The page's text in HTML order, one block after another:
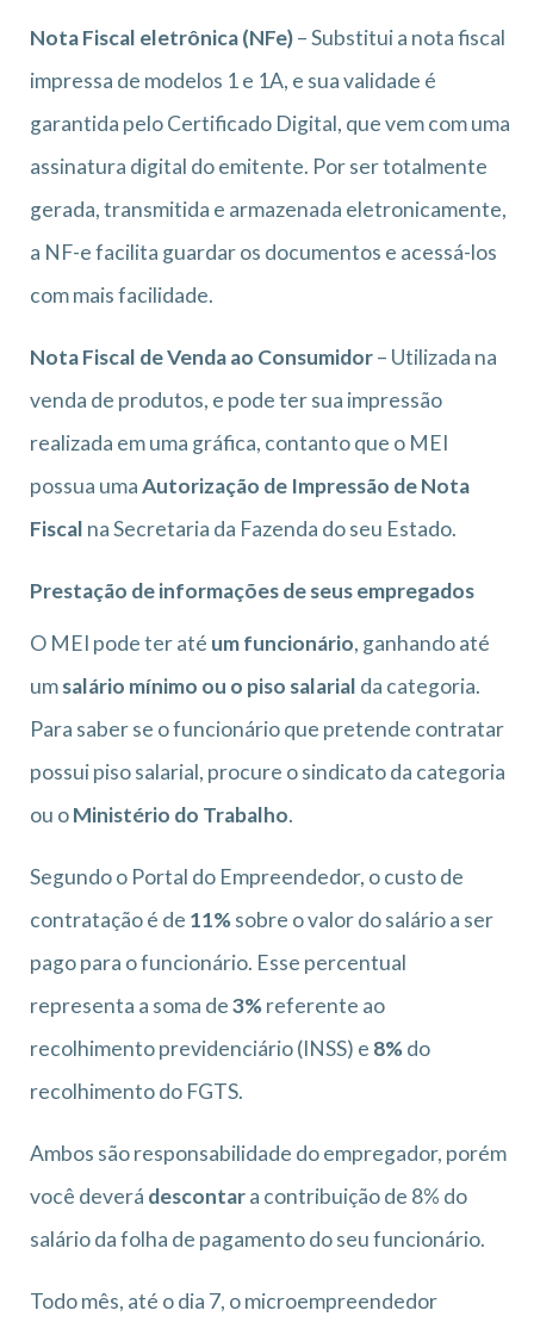
Nota Fiscal eletrônica (NFe)– Substitui a nota fiscal
impressa de modelos 1 e 1A, e sua validade é
garantida pelo Certificado Digital, que vem com uma
assinatura digital do emitente. Por ser totalmente
gerada, transmitida e armazenada eletronicamente,
a NF-e facilita guardar os documentos e acessá-los
com mais facilidade.
Nota Fiscal de Venda ao Consumidor– Utilizada na
venda de produtos, e pode ter sua impressão
realizada em uma gráfica, contanto que o MEI
possua umaAutorização de Impressão de Nota
Fiscal na Secretaria da Fazenda do seu Estado.
Prestação de informações de seus empregados
O MEI pode ter até um funcionário, ganhando até
umsalário mínimo ou o piso salarial da categoria.
Para saber se o funcionário que pretende contratar
possui piso salarial, procure o sindicato da categoria
ou oMinistério do Trabalho.
Segundo o Portal do Empreendedor, o custo de
contratação é de 11%sobre o valor do salário a ser
pago para o funcionário. Esse percentual
representa a soma de3%referente ao
recolhimento previdenciário (INSS) e 8%do
recolhimento do FGTS.
Ambos são responsabilidade do empregador, porém
você deverá descontara contribuição de 8% do
salário da folha de pagamento do seu funcionário.
Todo mês, até o dia 7, o microempreendedor